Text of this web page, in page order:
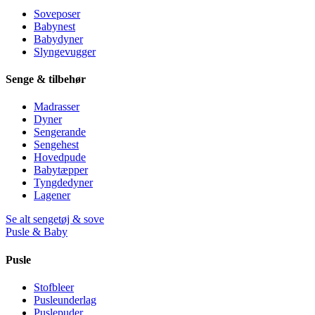
Soveposer
Babynest
Babydyner
Slyngevugger
Senge & tilbehør
Madrasser
Dyner
Sengerande
Sengehest
Hovedpude
Babytæpper
Tyngdedyner
Lagener
Se alt sengetøj & sove
Pusle & Baby
Pusle
Stofbleer
Pusleunderlag
Puslepuder